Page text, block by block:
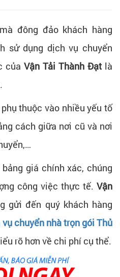
đông đảo khách hàng
sử dụng dịch vụ chuyển
của Vận Tải Thành Đạt là
thuộc vào nhiều yếu tố
cách giữa nơi cũ và nơi
giá chính xác, chúng
công việc thực tế. Vận
gửi đến quý khách hàng
chuyển nhà trọn gói Thủ
rõ hơn về chi phí cụ thể.